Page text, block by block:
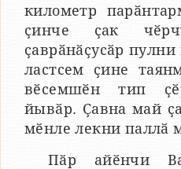
километр
ҫинче ҫак
ҫаврӑнӑҫусӑр
ластсем ҫине
вӗсемшӗн тип
йывӑр. Ҫавна май
мӗнле лекни паллӑ
Пӑр айӗнчи